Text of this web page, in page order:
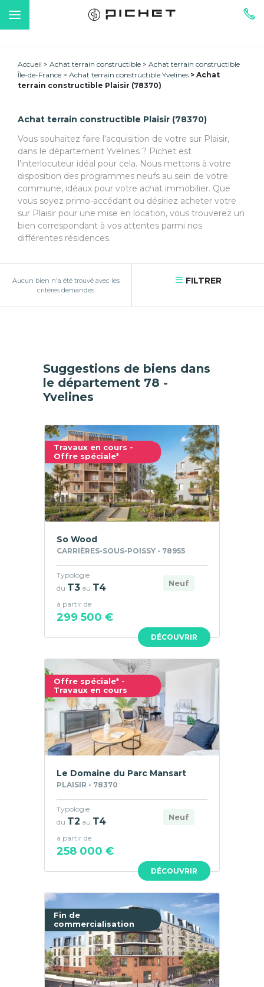
Accueil Achat terrain constructible
Achat terrain constructible
Île-de-France
Achat terrain constructible Yvelines
Achat
terrain constructible Plaisir (78370)
Achat terrain constructible Plaisir (78370)
Vous souhaitez faire l'acquisition de votre sur Plaisir,
dans le département Yvelines ? Pichet est
l'interlocuteur idéal pour cela. Nous mettons à votre
disposition des programmes neufs au sein de votre
commune, idéaux pour votre achat immobilier. Que
vous soyez primo-accédant ou désiriez acheter votre
sur Plaisir pour une mise en location, vous trouverez un
bien correspondant à vos attentes parmi nos
différentes résidences.
Aucun bien n'a été trouvé avec les
critères demandés
FILTRER
Suggestions de biens dans
le département 78 -
Yvelines
Travaux en cours -
Offre spéciale*
DÉCOUVRIR
So Wood
CARRIÈRES-SOUS-POISSY - 78955
Neuf
Typologie
du T3 au T4
à partir de
299 500 €
Offre spéciale* -
Travaux en cours
DÉCOUVRIR
Le Domaine du Parc Mansart
PLAISIR - 78370
Neuf
Typologie
du T2 au T4
à partir de
258 000 €
Fin de
commercialisation